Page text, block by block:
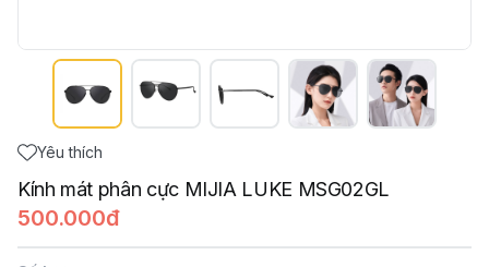
Yêu thích
Kính mát phân cực MIJIA LUKE MSG02GL
500.000đ